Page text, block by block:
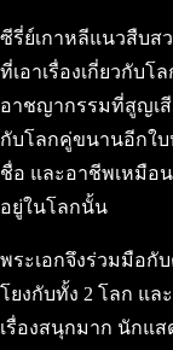
ซีรี่ย์เกาหลีแนวสืบ
ที่เอาเรื่องเกี่ยวกับ
อาชญากรรมที่สูญเ
กับโลกคู่ขนานอีกใบ
ชื่อ และอาชีพเหมือ
อยู่ในโลกนั้น
พระเอกจึงร่วมมือกั
โยงกับทั้ง 2 โลก แล
เรื่องสนุกมาก นักแ